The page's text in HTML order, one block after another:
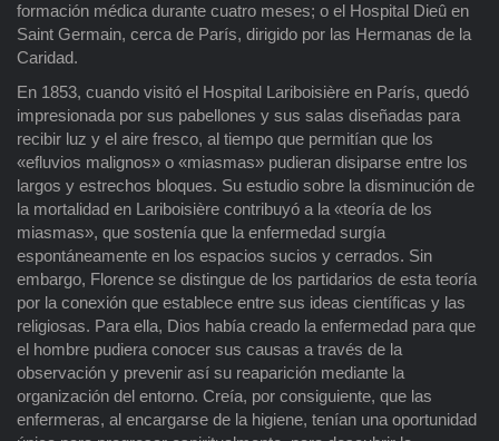
formación médica durante cuatro meses; o el Hospital Dieû en
Saint Germain, cerca de París, dirigido por las Hermanas de la
Caridad.
En 1853, cuando visitó el Hospital Lariboisière en París, quedó
impresionada por sus pabellones y sus salas diseñadas para
recibir luz y el aire fresco, al tiempo que permitían que los
«efluvios malignos» o «miasmas» pudieran disiparse entre los
largos y estrechos bloques. Su estudio sobre la disminución de
la mortalidad en Lariboisière contribuyó a la «teoría de los
miasmas», que sostenía que la enfermedad surgía
espontáneamente en los espacios sucios y cerrados. Sin
embargo, Florence se distingue de los partidarios de esta teoría
por la conexión que establece entre sus ideas científicas y las
religiosas. Para ella, Dios había creado la enfermedad para que
el hombre pudiera conocer sus causas a través de la
observación y prevenir así su reaparición mediante la
organización del entorno. Creía, por consiguiente, que las
enfermeras, al encargarse de la higiene, tenían una oportunidad